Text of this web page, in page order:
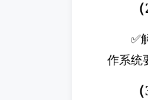
✅
作系统